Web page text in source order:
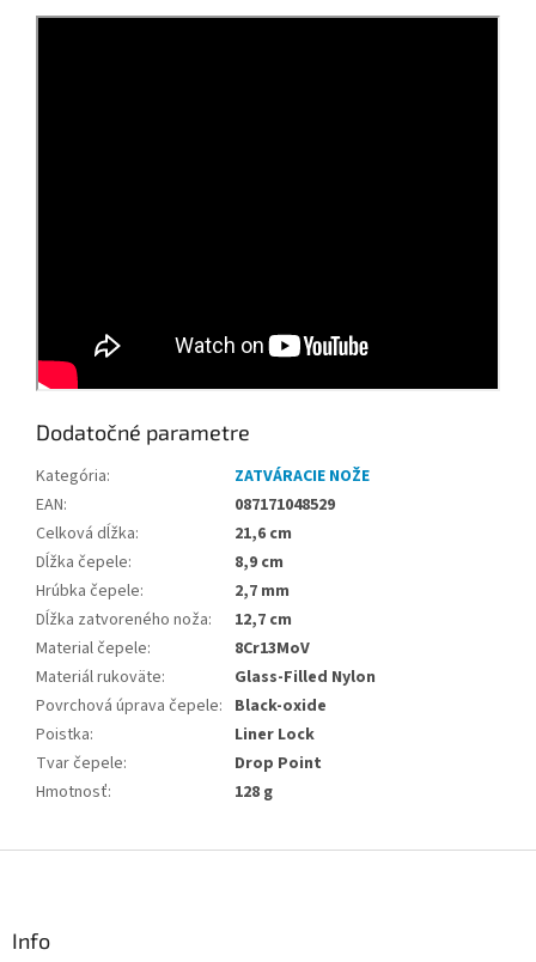
Dodatočné parametre
Kategória:
ZATVÁRACIE NOŽE
EAN:
087171048529
Celková dĺžka:
21,6 cm
Dĺžka čepele:
8,9 cm
Hrúbka čepele:
2,7 mm
Dĺžka zatvoreného noža:
12,7 cm
Material čepele:
8Cr13MoV
Materiál rukoväte:
Glass-Filled Nylon
Povrchová úprava čepele: Black-oxide
Poistka:
Liner Lock
Tvar čepele:
Drop Point
Hmotnosť: 128 g
Info